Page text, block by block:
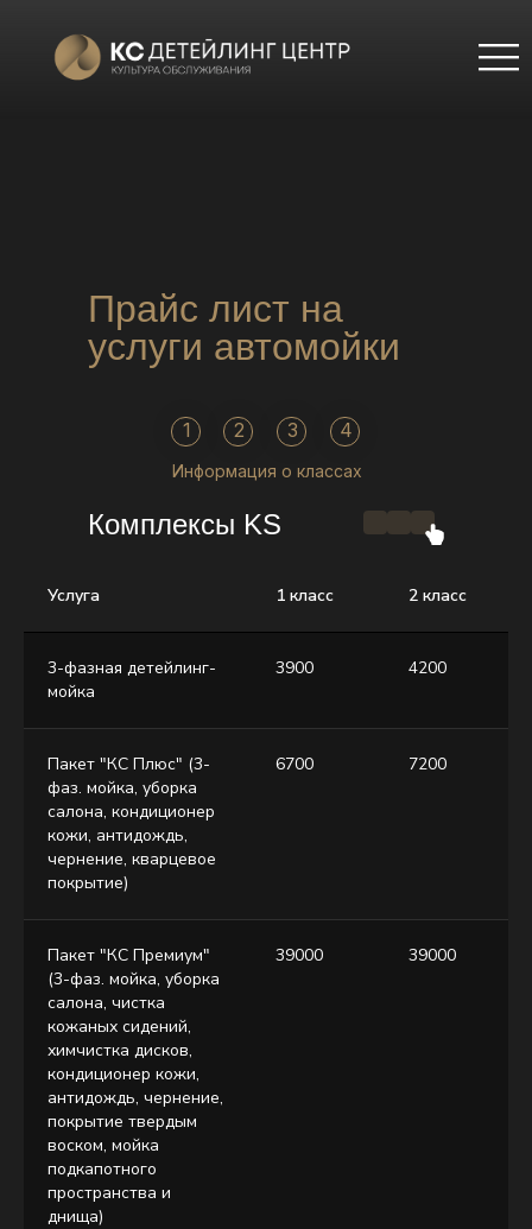
|||
Прайс лист на
услуги автомойки
Информация о классах
1 2 3 4
Комплексы KS
Услуга 1 класс 2 класс
3-фазная детейлинг-
мойка
3900 4200
Пакет "КС Плюс" (3-
фаз. мойка, уборка
салона, кондиционер
кожи, антидождь,
чернение, кварцевое
покрытие)
6700 7200
Пакет "КС Премиум"
(3-фаз. мойка, уборка
салона, чистка
кожаных сидений,
химчистка дисков,
кондиционер кожи,
антидождь, чернение,
покрытие твердым
воском, мойка
подкапотного
пространства и
днища)
39000 39000